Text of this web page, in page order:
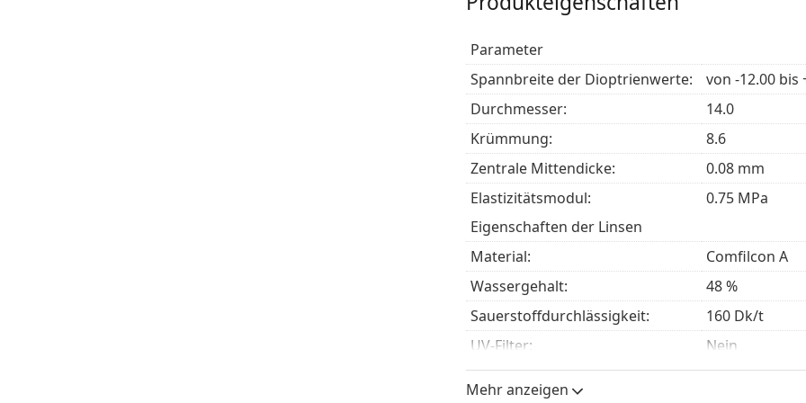
Für wen sind Biofinity Energys
Menschen mit
Menschen, die das tägliche Tragen
Tragenshaben möchten.
Menschen, die häufig digitale Geräte
Häufig gestellte Fragen
Wie lange kann man Biofinity Energys tragen?
Kann man mit Biofinity Energys schlafen?
Was ist der Unterschied zwischen einem 3er-
Parameter
Spannbreite der Dioptrienwerte:
von -12.00 bis
Durchmesser:
14.0
Krümmung:
8.6
zentrale Mittendicke:
0.08 mm
Elastizitätsmodul:
0.75 MPa
Eigenschaften der Linsen
Material:
Comfilcon A
Wassergehalt:
48 %
Sauerstoffdurchlässigkeit:
160 Dk/t
UV-Filter:
Nein
Silikon-Hydrogel:
Ja
Mehr anzeigen